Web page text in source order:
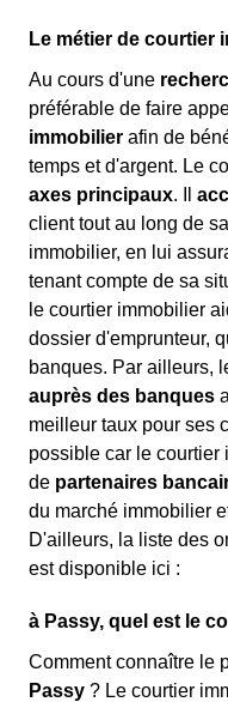
Le métier de courtier
Au cours d'une
préférable de faire
immobilier afin de
temps et d'argent. Le
axes principaux. Il
client tout au long de
immobilier, en lui
tenant compte de sa
le courtier immobilier
dossier d'emprunteur,
banques. Par ailleurs,
auprès des banques
meilleur taux pour ses
possible car le courtier
de partenaires
du marché immobilier
D'ailleurs, la liste des
est disponible ici :
à Passy, quel est le
Comment connaître le
Passy ? Le courtier